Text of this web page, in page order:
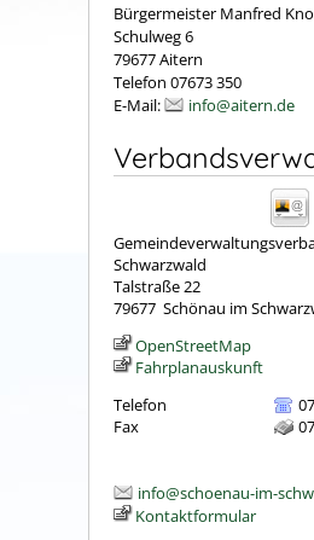
Bürgermeister Manfred
Schulweg 6
79677 Aitern
Telefon 07673 350
E-Mail:
info@aitern.de
Schwarzwald
Talstraße 22
79677 Schönau im
OpenStreetMap
Fahrplanauskunft
Telefon
Fax
info@schoenau-im-
Kontaktformular